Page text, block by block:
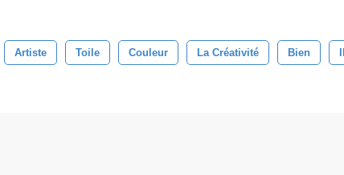
Artiste Toile Couleur La Créativité Bien